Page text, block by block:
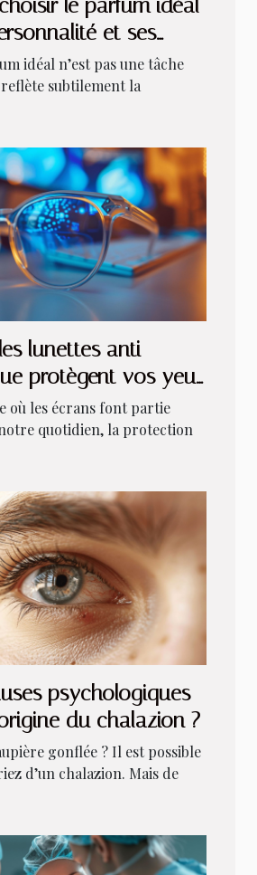
le parfum idéal
et ses
idéal n’est pas une tâche
subtilement la
lunettes anti-
protègent vos yeux
où les écrans font partie
quotidien, la protection
psychologiques
du chalazion ?
gonflée ? Il est possible
d’un chalazion. Mais de